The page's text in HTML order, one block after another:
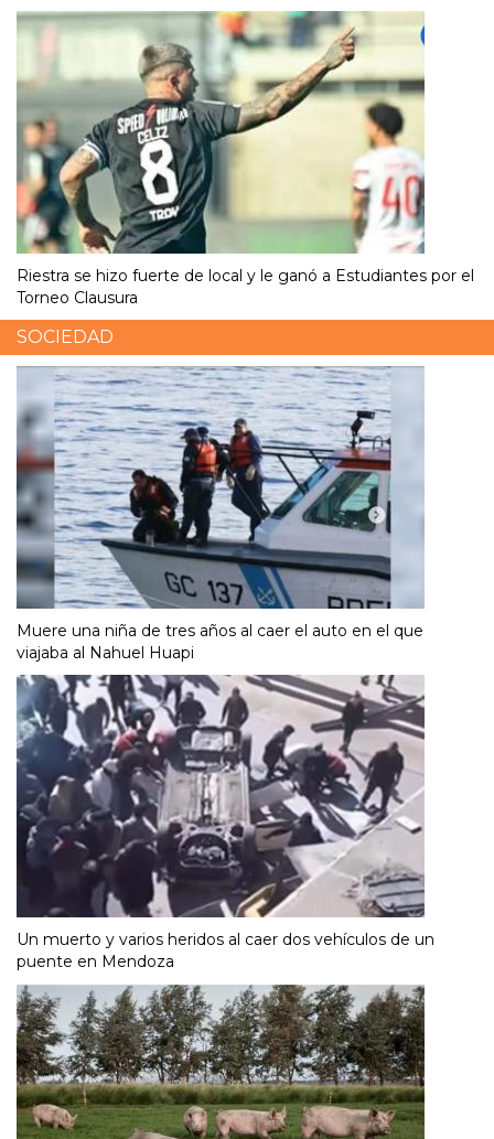
Riestra se hizo fuerte de local y le ganó a Estudiantes por el
Torneo Clausura
SOCIEDAD
Muere una niña de tres años al caer el auto en el que
viajaba al Nahuel Huapi
Un muerto y varios heridos al caer dos vehículos de un
puente en Mendoza